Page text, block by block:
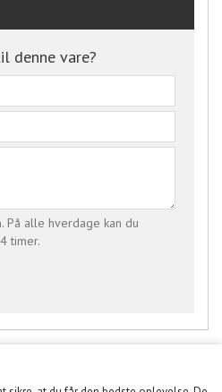
denne vare?
På alle hverdage kan du
timer.